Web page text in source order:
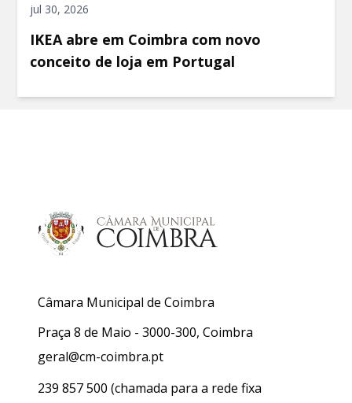
jul 30, 2026
IKEA abre em Coimbra com novo
conceito de loja em Portugal
Câmara Municipal de Coimbra
Praça 8 de Maio - 3000-300, Coimbra
geral@cm-coimbra.pt
239 857 500 (chamada para a rede fixa